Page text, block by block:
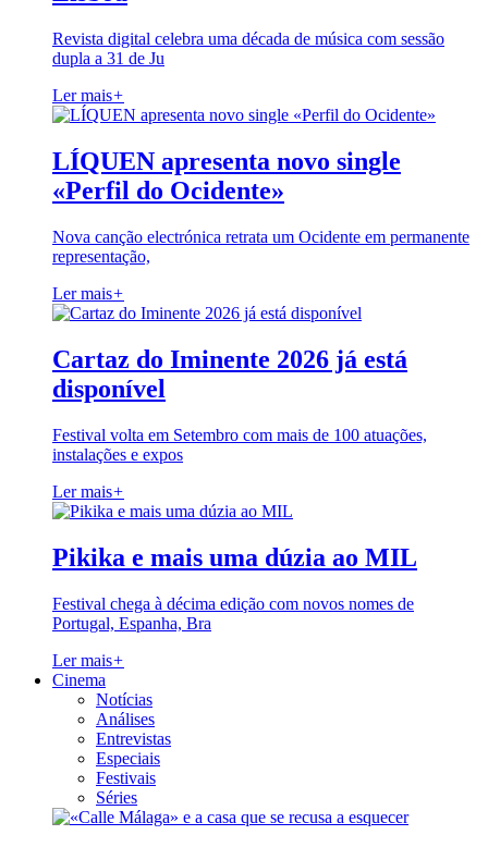
Revista digital celebra uma década de música com sessão
dupla a 31 de Ju
Ler mais+
LÍQUEN apresenta novo single
«Perfil do Ocidente»
Nova canção electrónica retrata um Ocidente em permanente
representação,
Ler mais+
Cartaz do Iminente 2026 já está
disponível
Festival volta em Setembro com mais de 100 atuações,
instalações e expos
Ler mais+
Pikika e mais uma dúzia ao MIL
Festival chega à décima edição com novos nomes de
Portugal, Espanha, Bra
Ler mais+
Cinema
Notícias
Análises
Entrevistas
Especiais
Festivais
Séries